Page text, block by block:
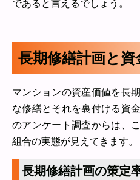
であると言えるでしょう。
長期修繕計画と
マンションの資産価値を長
な修繕とそれを裏付ける資
のアンケート調査からは、
組合の実態が見えてきます。
長期修繕計画の策定